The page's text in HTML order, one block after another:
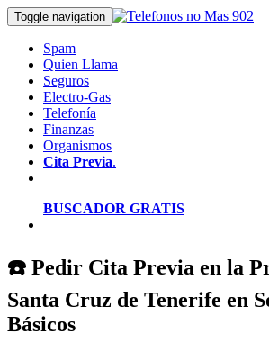
Toggle navigation
Spam
Quien Llama
Seguros
Electro-Gas
Telefonía
Finanzas
Organismos
Cita Previa.
BUSCADOR GRATIS
☎️ Pedir Cita Previa en la
Santa Cruz de Tenerife en
Básicos